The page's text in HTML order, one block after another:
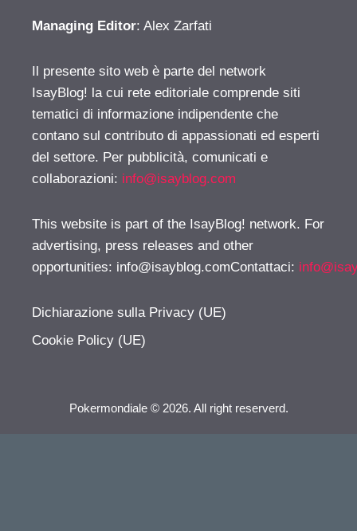
Managing Editor: Alex Zarfati
Il presente sito web è parte del network
IsayBlog! la cui rete editoriale comprende siti
tematici di informazione indipendente che
contano sul contributo di appassionati ed esperti
del settore. Per pubblicità, comunicati e
collaborazioni: info@isayblog.com
This website is part of the IsayBlog! network. For
advertising, press releases and other
opportunities: info@isayblog.comContattaci:
Dichiarazione sulla Privacy (UE)
Cookie Policy (UE)
Pokermondiale © 2026. All right reserverd.